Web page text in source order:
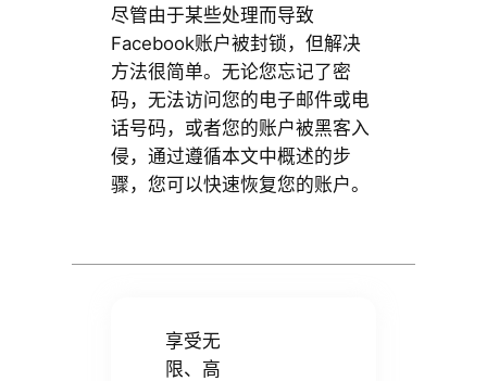
尽管由于某些处理而导致
Facebook账户被封锁，但解决
方法很简单。无论您忘记了密
码，无法访问您的电子邮件或电
话号码，或者您的账户被黑客入
侵，通过遵循本文中概述的步
骤，您可以快速恢复您的账户。
享受无
限、高